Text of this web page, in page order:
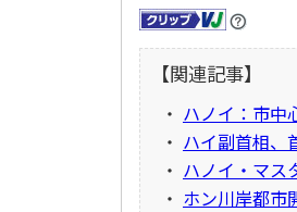
【関連記事】
・ ハノイ：市中
・ ハイ副首相、
・ ハノイ・マス
・ ホン川岸都市